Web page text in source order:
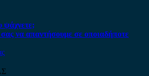
ψάχνετε;
να απαντήσουμε σε οποιαδήποτε